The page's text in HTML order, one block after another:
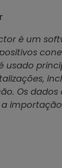
é um
usado
Os